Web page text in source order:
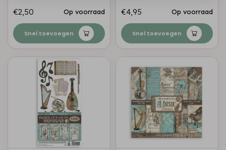
€2,50 Op voorraad
Snel toevoegen
€4,95 Op voorraad
Snel toevoegen